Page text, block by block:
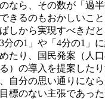
なら、その数が「過半
きるのもおかしいこ
しから実現すべきだ
分の1」や「4分の1」
たり、国民発案（人
）の導入を提案したり
自分の思い通りにな
標のない主張であっ